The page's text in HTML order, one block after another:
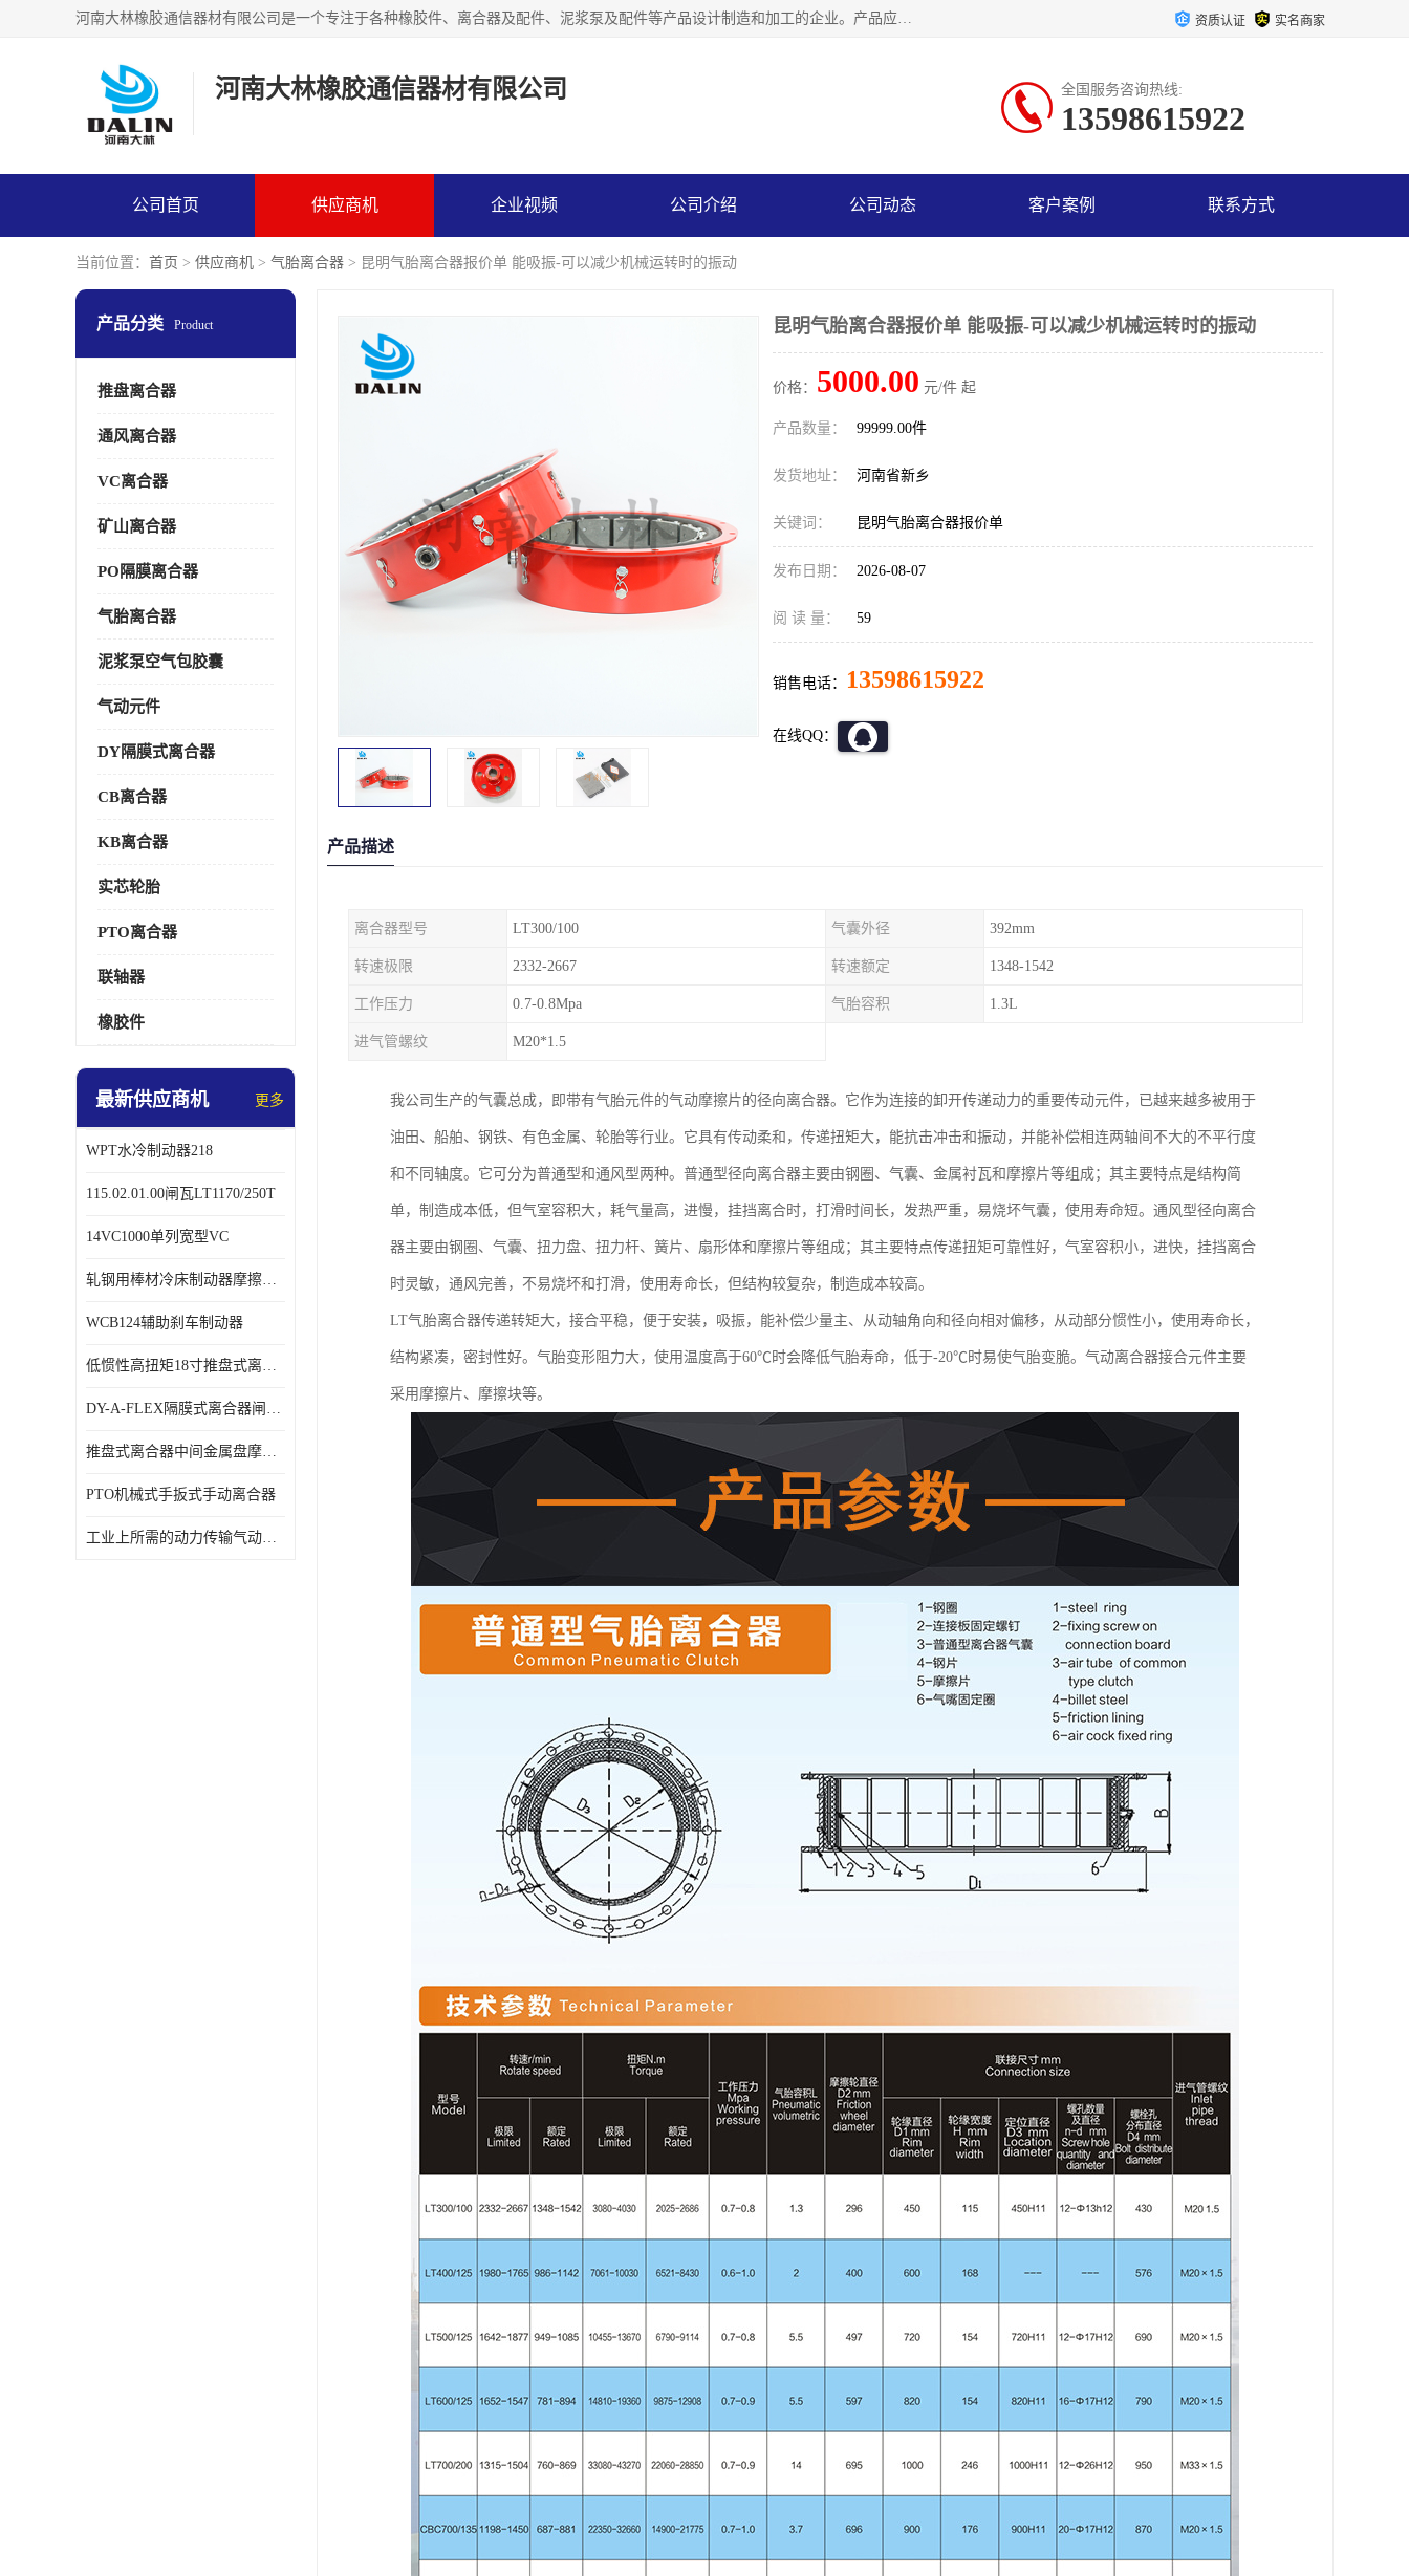
河南大林橡胶通信器材有限公司是一个专注于各种橡胶件、离合器及配件、泥浆泵及配件等产品设计制造和加工的企业。产品应用于矿山、冶金、石油、钢铁、化工、水泥、船舶、造纸、通用机械等各种大功率机械传动或制动装置。 资质认证 实名商家
河南大林橡胶通信器材有限公司 全国服务咨询热线:
13598615922
公司首页 供应商机 企业视频 公司介绍 公司动态 客户案例 联系方式
当前位置： 首页 > 供应商机 > 气胎离合器 > 昆明气胎离合器报价单 能吸振-可以减少机械运转时的振动
产品分类 Product
推盘离合器
通风离合器
VC离合器
矿山离合器
PO隔膜离合器
气胎离合器
泥浆泵空气包胶囊
气动元件
DY隔膜式离合器
CB离合器
KB离合器
实芯轮胎
PTO离合器
联轴器
橡胶件
最新供应商机 更多
WPT水冷制动器218
115.02.01.00闸瓦LT1170/250T
14VC1000单列宽型VC
轧钢用棒材冷床制动器摩擦片218
WCB124辅助刹车制动器
低惯性高扭矩18寸推盘式离合器中心盘齿盘W18-11-101
DY-A-FLEX隔膜式离合器闸瓦总成7015125A
推盘式离合器中间金属盘摩擦盘18寸
PTO机械式手扳式手动离合器
工业上所需的动力传输气动离合器WCB424
昆明气胎离合器报价单 能吸振-可以减少机械运转时的振动
价格： 5000.00 元/件 起
产品数量： 99999.00件
发货地址： 河南省新乡
关键词： 昆明气胎离合器报价单
发布日期： 2026-08-07
阅 读 量： 59
销售电话： 13598615922
在线QQ：
产品描述
离合器型号 LT300/100 气囊外径 392mm
转速极限 2332-2667 转速额定 1348-1542
工作压力 0.7-0.8Mpa 气胎容积 1.3L
进气管螺纹 M20*1.5
我公司生产的气囊总成，即带有气胎元件的气动摩擦片的径向离合器。它作为连接的卸开传递动力的重要传动元件，已越来越多被用于
油田、船舶、钢铁、有色金属、轮胎等行业。它具有传动柔和，传递扭矩大，能抗击冲击和振动，并能补偿相连两轴间不大的不平行度
和不同轴度。它可分为普通型和通风型两种。普通型径向离合器主要由钢圈、气囊、金属衬瓦和摩擦片等组成；其主要特点是结构简
单，制造成本低，但气室容积大，耗气量高，进慢，挂挡离合时，打滑时间长，发热严重，易烧坏气囊，使用寿命短。通风型径向离合
器主要由钢圈、气囊、扭力盘、扭力杆、簧片、扇形体和摩擦片等组成；其主要特点传递扭矩可靠性好，气室容积小，进快，挂挡离合
时灵敏，通风完善，不易烧坏和打滑，使用寿命长，但结构较复杂，制造成本较高。
LT气胎离合器传递转矩大，接合平稳，便于安装，吸振，能补偿少量主、从动轴角向和径向相对偏移，从动部分惯性小，使用寿命长，
结构紧凑，密封性好。气胎变形阻力大，使用温度高于60℃时会降低气胎寿命，低于-20℃时易使气胎变脆。气动离合器接合元件主要
采用摩擦片、摩擦块等。